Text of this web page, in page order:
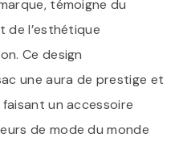
témoigne du
de l’esthétique
Ce design
une aura de prestige et
un accessoire
de mode du monde